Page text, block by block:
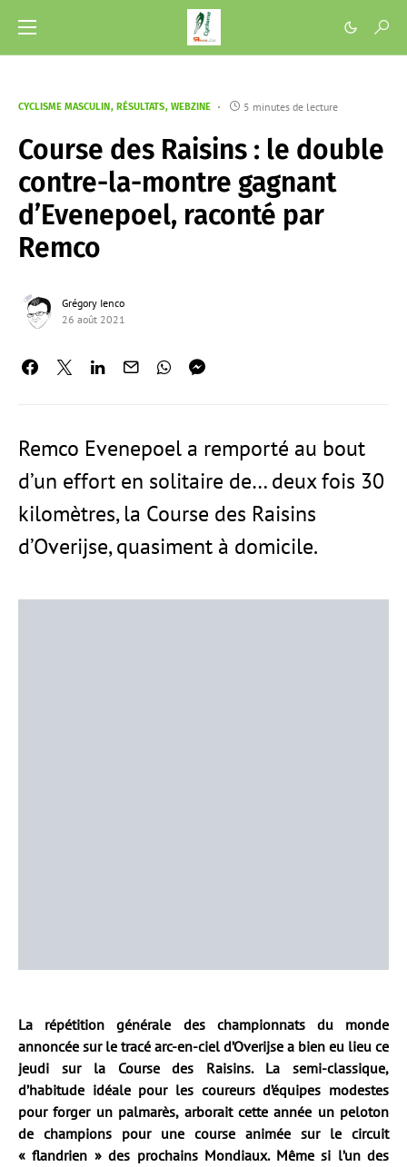
CYCLISME MASCULIN RÉSULTATS WEBZINE 5 minutes de lecture
Course des Raisins : le double
contre-la-montre gagnant
d’Evenepoel, raconté par
Remco
Grégory Ienco
26 août 2021
Remco Evenepoel a remporté au bout
d’un effort en solitaire de… deux fois 30
kilomètres, la Course des Raisins
d’Overijse, quasiment à domicile.
La répétition générale des championnats du monde
annoncée sur le tracé arc-en-ciel d’Overijse a bien eu lieu ce
jeudi sur la Course des Raisins. La semi-classique,
d’habitude idéale pour les coureurs d’équipes modestes
pour forger un palmarès, arborait cette année un peloton
de champions pour une course animée sur le circuit
« flandrien » des prochains Mondiaux. Même si l’un des